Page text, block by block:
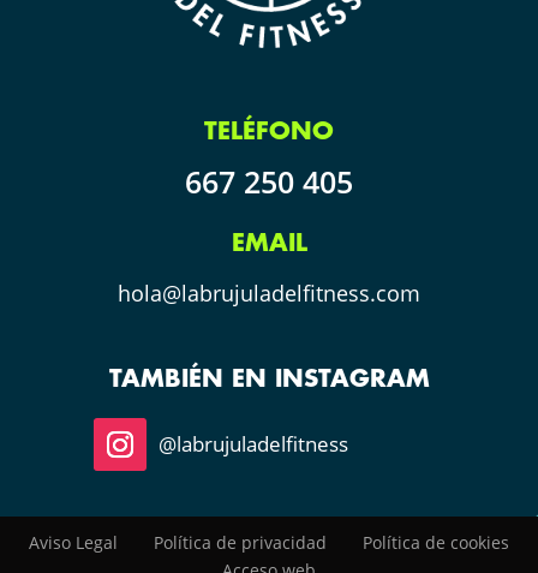
TELÉFONO
667 250 405
EMAIL
hola@labrujuladelfitness.com
TAMBIÉN EN INSTAGRAM
@labrujuladelfitness
Aviso Legal Política de privacidad
Política de cookies